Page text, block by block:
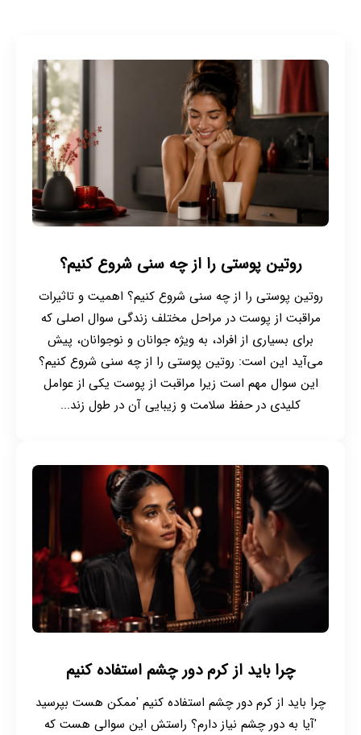
روتین پوستی را از چه سنی شروع کنیم؟
روتین پوستی را از چه سنی شروع کنیم؟ اهمیت و تاثیرات
مراقبت از پوست در مراحل مختلف زندگی سوال اصلی که
برای بسیاری از افراد، به ویژه جوانان و نوجوانان، پیش
می‌آید این است: روتین پوستی را از چه سنی شروع کنیم؟
این سوال مهم است زیرا مراقبت از پوست یکی از عوامل
کلیدی در حفظ سلامت و زیبایی آن در طول زند...
چرا باید از کرم دور چشم استفاده کنیم
چرا باید از کرم دور چشم استفاده کنیم 'ممکن هست بپرسید
'آیا به دور چشم نیاز دارم؟ راستش این سوالی هست که